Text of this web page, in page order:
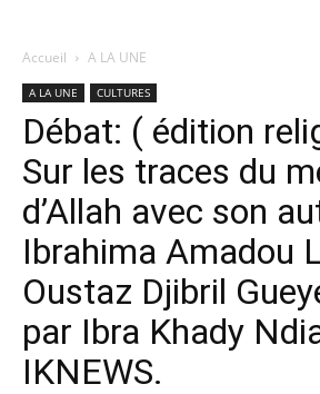
Accueil A LA UNE
A LA UNE CULTURES
Débat: ( édition
Sur les traces du
d’Allah avec son
Ibrahima Amadou
Oustaz Djibril
par Ibra Khady
IKNEWS.